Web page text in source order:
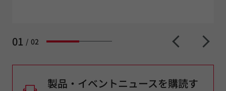
01 / 02
製品・イベントニュースを購読す